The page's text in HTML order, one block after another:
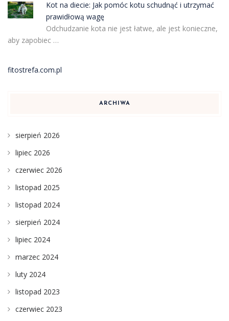
Kot na diecie: Jak pomóc kotu schudnąć i utrzymać
prawidłową wagę
Odchudzanie kota nie jest łatwe, ale jest konieczne,
aby zapobiec …
fitostrefa.com.pl
ARCHIWA
sierpień 2026
lipiec 2026
czerwiec 2026
listopad 2025
listopad 2024
sierpień 2024
lipiec 2024
marzec 2024
luty 2024
listopad 2023
czerwiec 2023